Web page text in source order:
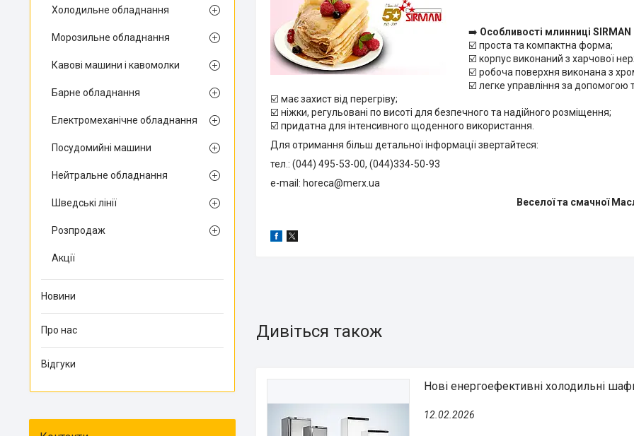
➡️ Особливості млинниці SIRMAN
☑️ проста та компактна форма;
☑️ корпус виконаний з харчової
☑️ робоча поверхня виконана з
☑️ легке управління за
☑️ має захист від перегріву;
☑️ ніжки, регульовані по висоті для безпечного та надійного розміщення;
☑️ придатна для інтенсивного щоденного використання.
Для отримання більш детальної інформації звертайтеся:
тел.: (044) 495-53-00, (044)334-50-93
e-mail: horeca@merx.ua
Веселої та смачної
Нові енергоефективні холодильні
12.02.2026
Холодильне обладнання
Морозильне обладнання
Кавові машини і кавомолки
Барне обладнання
Електромеханічне обладнання
Посудомийні машини
Нейтральне обладнання
Шведські лінії
Розпродаж
Акції
Новини
Про нас
Відгуки